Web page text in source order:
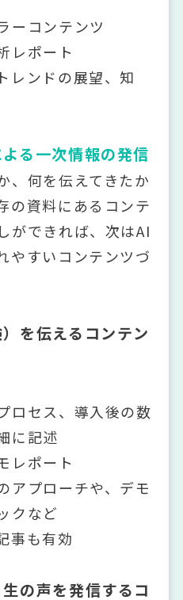
ーコンテンツ
レポート
レンドの展望、知
る一次情報の発信
、何を伝えてきたか
の資料にあるコンテ
ができれば、次はAI
やすいコンテンツづ
を伝えるコンテン
ロセス、導入後の数
に記述
レポート
アプローチや、デモ
クなど
事も有効
の声を発信するコ